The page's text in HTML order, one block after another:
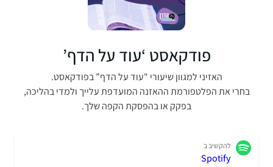
פודקאסט ‘עוד על הדף’
האזיני למגוון שיעורי "עוד על הדף” בפודקאסט.
בחרי את הפלטפורמת ההאזנה המועדפת עלייך ולמדי בהליכה,
בפקק או בהפסקת הקפה שלך.
להקשיב ב
Spotify